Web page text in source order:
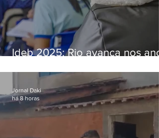
Ideb 2025: Rio avança nos
nacional
Jornal Daki
há 8 horas